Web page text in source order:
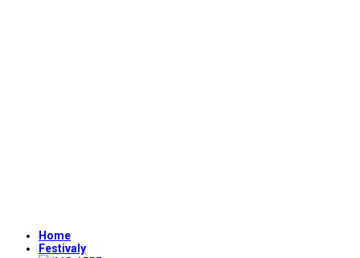
Home
Festivaly